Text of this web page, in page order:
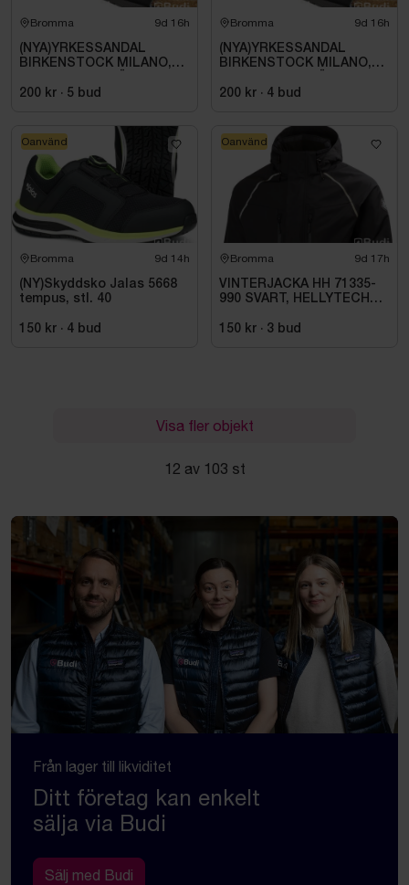
Bromma 9d 16h
(NYA)YRKESSANDAL
BIRKENSTOCK MILANO,
SVART. STL 42
200 kr · 5 bud
Bromma 9d 16h
(NYA)YRKESSANDAL
BIRKENSTOCK MILANO,
SVART. STL 42
200 kr · 4 bud
Bromma 9d 14h
(NY)Skyddsko Jalas 5668
tempus, stl. 40
150 kr · 4 bud
Oanvänd
Bromma 9d 17h
VINTERJACKA HH 71335-
990 SVART, HELLYTECH
150 kr · 3 bud
Oanvänd
Visa fler objekt
12 av 103 st
Från lager till likviditet
Ditt företag kan enkelt
sälja via Budi
Sälj med Budi